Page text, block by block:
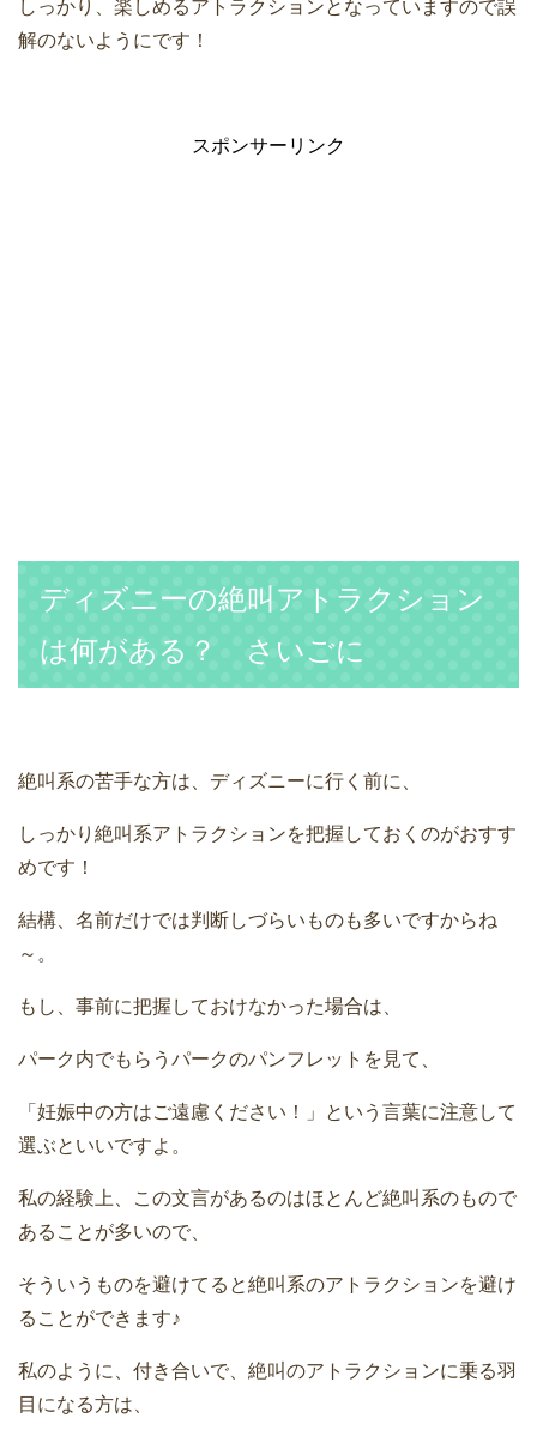
しっかり、楽しめるアトラクションとなっていますので誤
解のないようにです！
スポンサーリンク
ディズニーの絶叫アトラクション
は何がある？ さいごに
絶叫系の苦手な方は、ディズニーに行く前に、
しっかり絶叫系アトラクションを把握しておくのがおすす
めです！
結構、名前だけでは判断しづらいものも多いですからね
～。
もし、事前に把握しておけなかった場合は、
パーク内でもらうパークのパンフレットを見て、
「妊娠中の方はご遠慮ください！」という言葉に注意して
選ぶといいですよ。
私の経験上、この文言があるのはほとんど絶叫系のもので
あることが多いので、
そういうものを避けてると絶叫系のアトラクションを避け
ることができます♪
私のように、付き合いで、絶叫のアトラクションに乗る羽
目になる方は、